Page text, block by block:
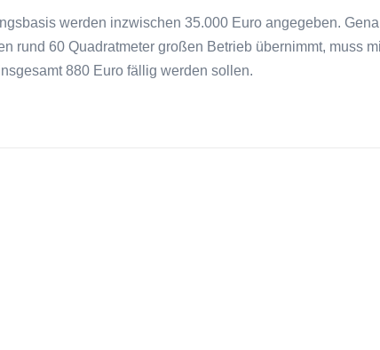
werden inzwischen 35.000 Euro angegeben.
rund 60 Quadratmeter großen Betrieb übernimmt, muss
880 Euro fällig werden sollen.